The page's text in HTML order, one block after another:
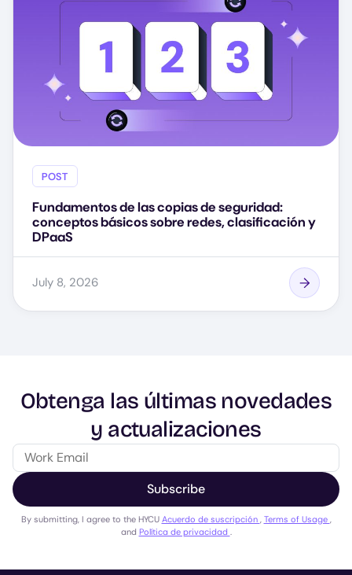
POST
Fundamentos de las copias de seguridad:
conceptos básicos sobre redes, clasificación y
DPaaS
July 8, 2026
Obtenga las últimas novedades
y actualizaciones
Subscribe
By submitting, I agree to the HYCU Acuerdo de suscripción , Terms of Usage ,
and Política de privacidad .